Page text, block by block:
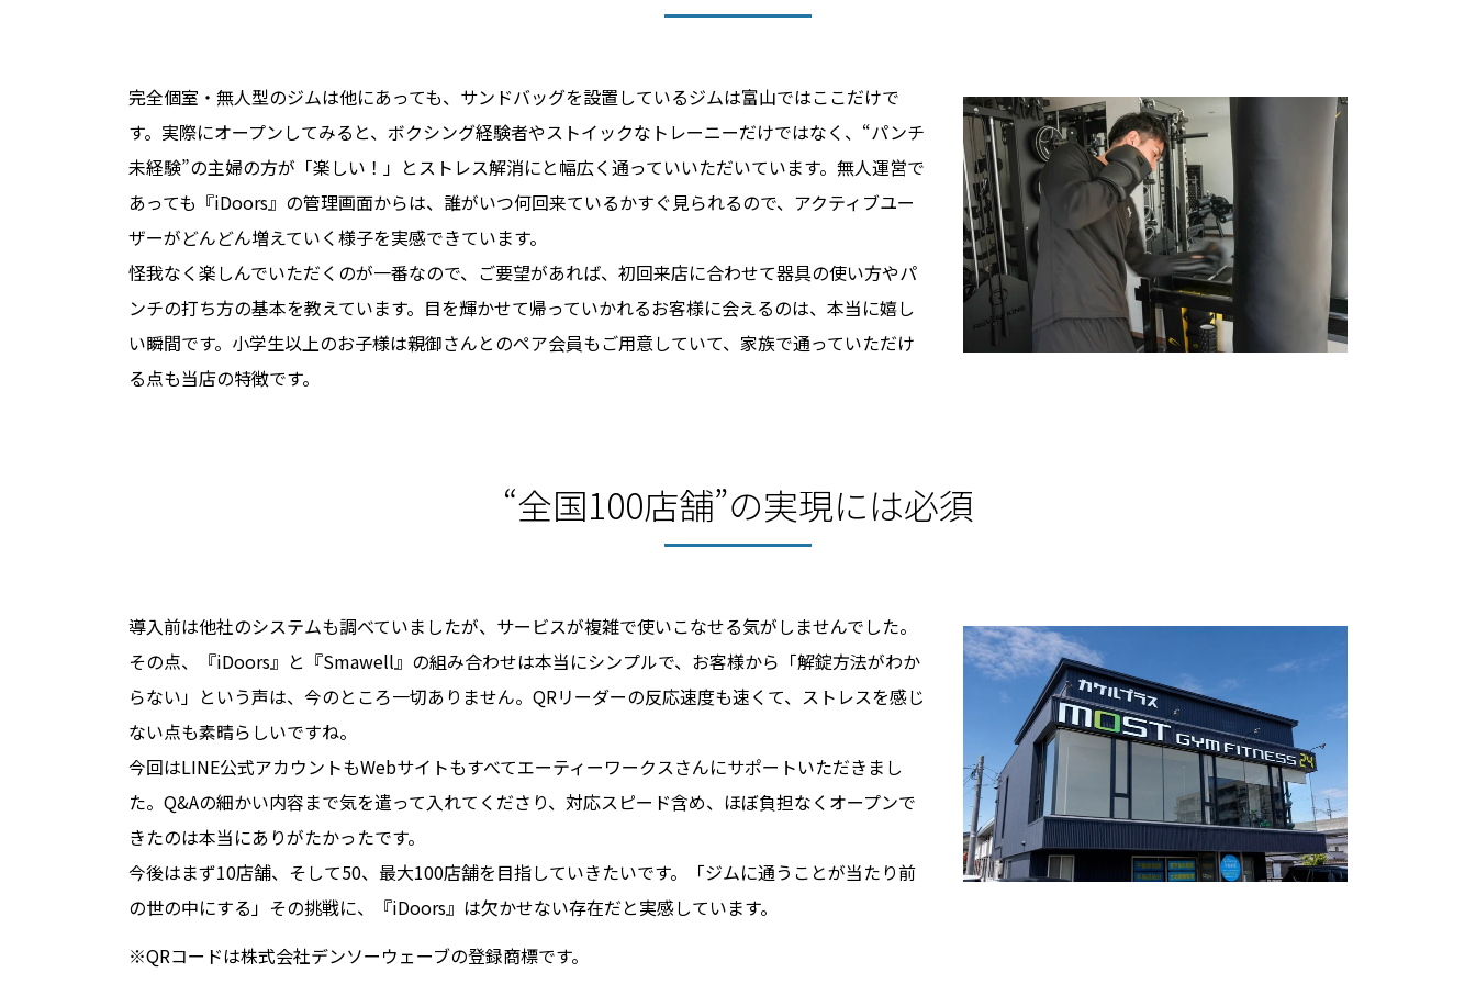
完全個室・無人型のジムは他にあっても、サンドバッグを設置しているジムは富山ではここだけで
す。実際にオープンしてみると、ボクシング経験者やストイックなトレーニーだけではなく、“パンチ
未経験”の主婦の方が「楽しい！」とストレス解消にと幅広く通っていいただいています。無人運営で
あっても『iDoors』の管理画面からは、誰がいつ何回来ているかすぐ見られるので、アクティブユー
ザーがどんどん増えていく様子を実感できています。
怪我なく楽しんでいただくのが一番なので、ご要望があれば、初回来店に合わせて器具の使い方やパ
ンチの打ち方の基本を教えています。目を輝かせて帰っていかれるお客様に会えるのは、本当に嬉し
い瞬間です。小学生以上のお子様は親御さんとのペア会員もご用意していて、家族で通っていただけ
る点も当店の特徴です。
“全国100店舗”の実現には必須
導入前は他社のシステムも調べていましたが、サービスが複雑で使いこなせる気がしませんでした。
その点、『iDoors』と『Smawell』の組み合わせは本当にシンプルで、お客様から「解錠方法がわか
らない」という声は、今のところ一切ありません。QRリーダーの反応速度も速くて、ストレスを感じ
ない点も素晴らしいですね。
今回はLINE公式アカウントもWebサイトもすべてエーティーワークスさんにサポートいただきまし
た。Q&Aの細かい内容まで気を遣って入れてくださり、対応スピード含め、ほぼ負担なくオープンで
きたのは本当にありがたかったです。
今後はまず10店舗、そして50、最大100店舗を目指していきたいです。「ジムに通うことが当たり前
の世の中にする」その挑戦に、『iDoors』は欠かせない存在だと実感しています。
※QRコードは株式会社デンソーウェーブの登録商標です。